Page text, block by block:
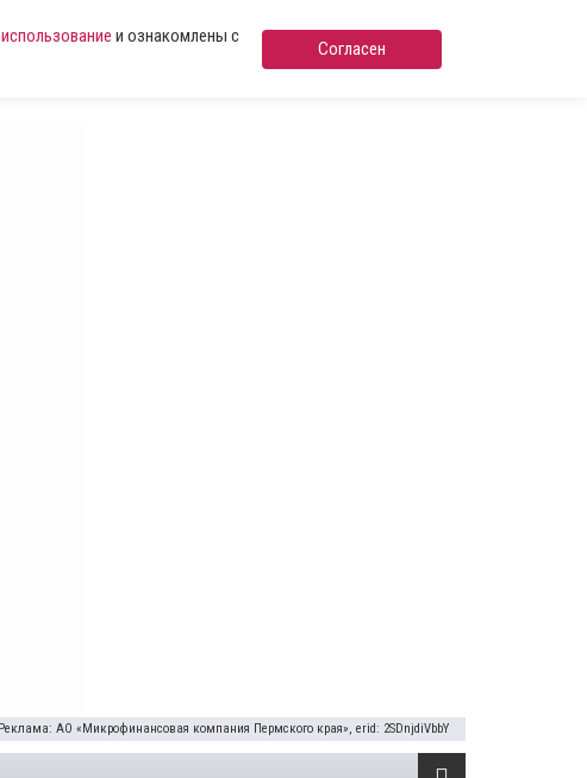
и ознакомлены с
Согласен
Реклама: АО «Микрофинансовая компания Пермского края», erid: 2SDnjdiVbbY